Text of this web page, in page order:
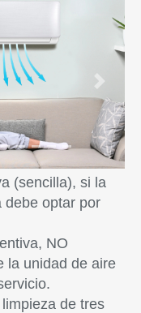
Next
(sencilla), si la
debe optar por
NO
la unidad de aire
de tres